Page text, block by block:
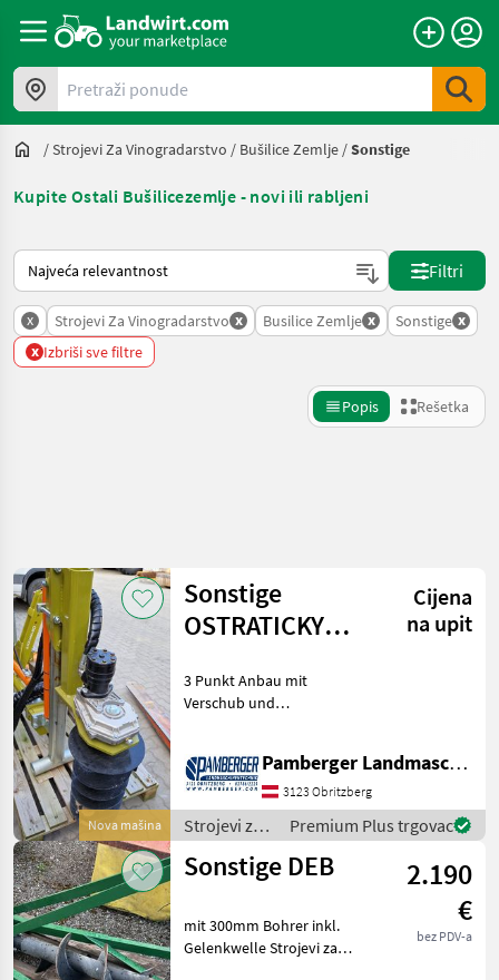
Pretraži ponude
/Strojevi Za Vinogradarstvo / Bušilice Zemlje /Sonstige
Kupite Ostali Bušilicezemlje - novi ili rabljeni
Tako se sortira na Landwirt.com
Filtri
x Strojevi Za Vinogradarstvo x Busilice Zemlje x Sonstige x
x Izbriši sve filtre
Popis Rešetka
Kategorija 4 Država
TRENUTNA
STAZA
Poljoprivredna
tehnika
Strojevi Za
Vinogradarstvo
Busilice
Zemlje
Sonstige
ODABERITE
KATEGORIJU
Sonstige
Poništi
Prikaži 4
rezultata
Nova mašina
Sonstige
OSTRATICKY
NEU
Cijena
na upit
3 Punkt Anbau mit
Verschub und
vorbehalten. Strojevi za
vinogradarstvo Bušilice
zemlje
Pamberger Landmaschinentechnik GmbH
3123 Obritzberg
Strojevi za
vinogradarstvo
/ Sonstige
Premium Plus trgovac
Sonstige DEB
2.190
€
bez PDV-a
mit 300mm Bohrer inkl.
Gelenkwelle Strojevi za